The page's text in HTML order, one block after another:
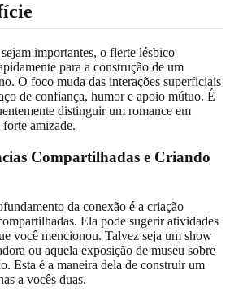
importantes, o flerte lésbico
para a construção de um
O foco muda das interações superficiais
de confiança, humor e apoio mútuo. É
distinguir um romance em
amizade.
Compartilhadas e Criando
da conexão é a criação
Ela pode sugerir atividades
você mencionou. Talvez seja um show
ou aquela exposição de museu sobre
Esta é a maneira dela de construir um
a vocês duas.